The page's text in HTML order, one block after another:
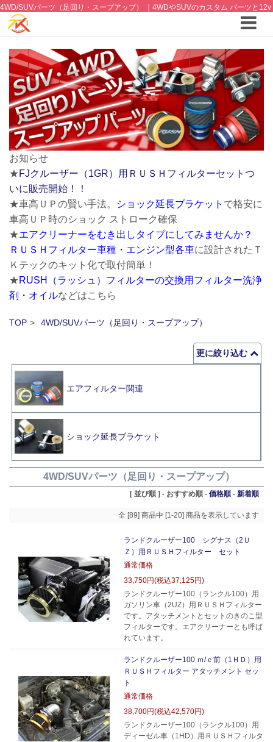
4WD/SUVパーツ（足回り・スープアップ） ｜4WDやSUVのカスタム パーツと12v
クーラーから 車中泊/キャンピング部品までご提案の T.K TECH 埼玉
お知らせ
★FJクルーザー（1GR）用ＲＵＳＨフィルターセットつ
いに販売開始！！
★車高ＵＰの賢い手法。
ショック延長ブラケット で格安に
車高ＵＰ時のショック ストローク確保
★エアクリーナーをむき出しタイプにしてみませんか？
ＲＵＳＨフィルター車種・エンジン型各車に設計されたＴ
Ｋテックのキット化で取付簡単！
★RUSH（ラッシュ）フィルターの交換用フィルター洗浄
剤・オイルなどはこちら
TOP 4WD/SUVパーツ（足回り・スープアップ）
更に絞り込む
エアフィルター関連
ショック延長ブラケット
4WD/SUVパーツ（足回り・スープアップ）
[ 並び順 ] - おすすめ順- 価格順- 新着順
全 [89] 商品中 [1-20] 商品を表示しています
ランドクルーザー100 シグナス（2Ｕ
Ｚ）用ＲＵＳＨフィルター セット
通常価格
33,750円(税込37,125円)
ランドクルーザー100（ランクル100）用
ガソリン車（2UZ）用ＲＵＳＨフィルター
です。アタッチメントとセットのきのこ型
フィルターです。エアクリーナーとも呼ば
れています。
ランドクルーザー100 ｍ/ｃ前（1ＨＤ）用
ＲＵＳＨフィルター アタッチメント セッ
ト
通常価格
38,700円(税込42,570円)
ランドクルーザー100（ランクル100）用
ディーゼル車（1HD）用ＲＵＳＨフィルタ